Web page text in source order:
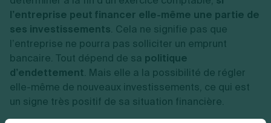
l’entreprise peut financer elle-même une partie de
ses investissements. Cela ne signifie pas que
l’entreprise ne pourra pas solliciter un emprunt
bancaire. Tout dépend de sa politique
d’endettement. Mais elle a la possibilité de régler
elle-même de nouveaux investissements, ce qui est
un signe très positif de sa situation financière.